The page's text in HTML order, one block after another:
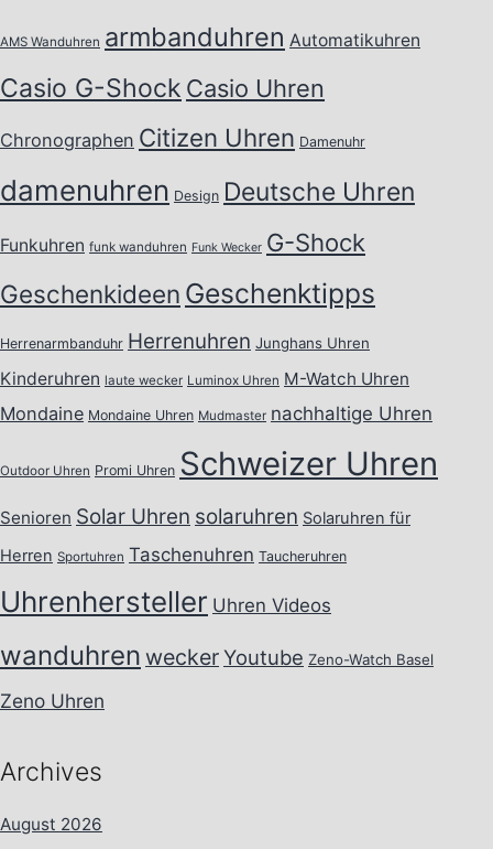
AMS Wanduhren armbanduhren Automatikuhren
Casio G-Shock Casio Uhren
Chronographen Citizen Uhren Damenuhr
damenuhren Design Deutsche Uhren
Funkuhren funk wanduhren Funk Wecker G-Shock
Geschenkideen Geschenktipps
Herrenarmbanduhr Herrenuhren Junghans Uhren
Kinderuhren laute wecker Luminox Uhren M-Watch Uhren
Mondaine Mondaine Uhren Mudmaster nachhaltige Uhren
Outdoor Uhren Promi Uhren Schweizer Uhren
Senioren Solar Uhren solaruhren Solaruhren für
Herren Sportuhren Taschenuhren Taucheruhren
Uhrenhersteller Uhren Videos
wanduhren weckerYoutube Zeno-Watch Basel
Zeno Uhren
Archives
August 2026